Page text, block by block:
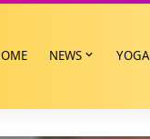
NEWS